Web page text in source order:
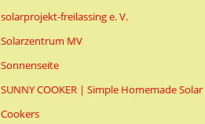
solarprojekt-freilassing e. V.
Solarzentrum MV
Sonnenseite
SUNNY COOKER | Simple Homemade Solar
Cookers